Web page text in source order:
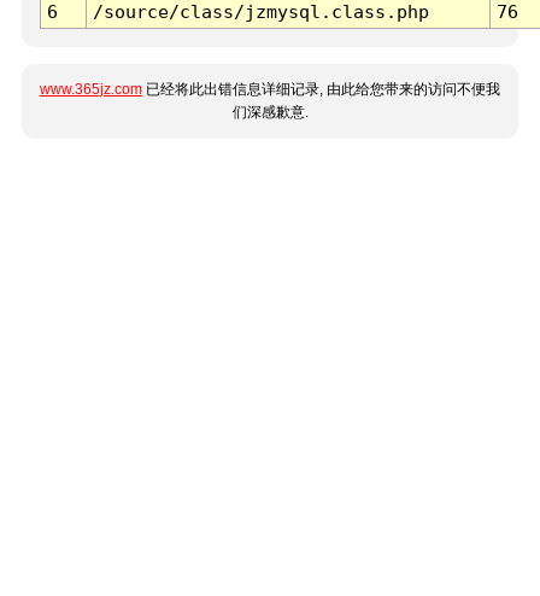
6
/source/class/jzmysql.class.php 76
www.365jz.com 已经将此出错信息详细记录, 由此给您带来的访问不便我
们深感歉意.